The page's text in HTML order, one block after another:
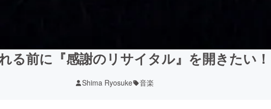
る前に『感謝のリサイタル』を開きたい！
Shima Ryosuke 音楽